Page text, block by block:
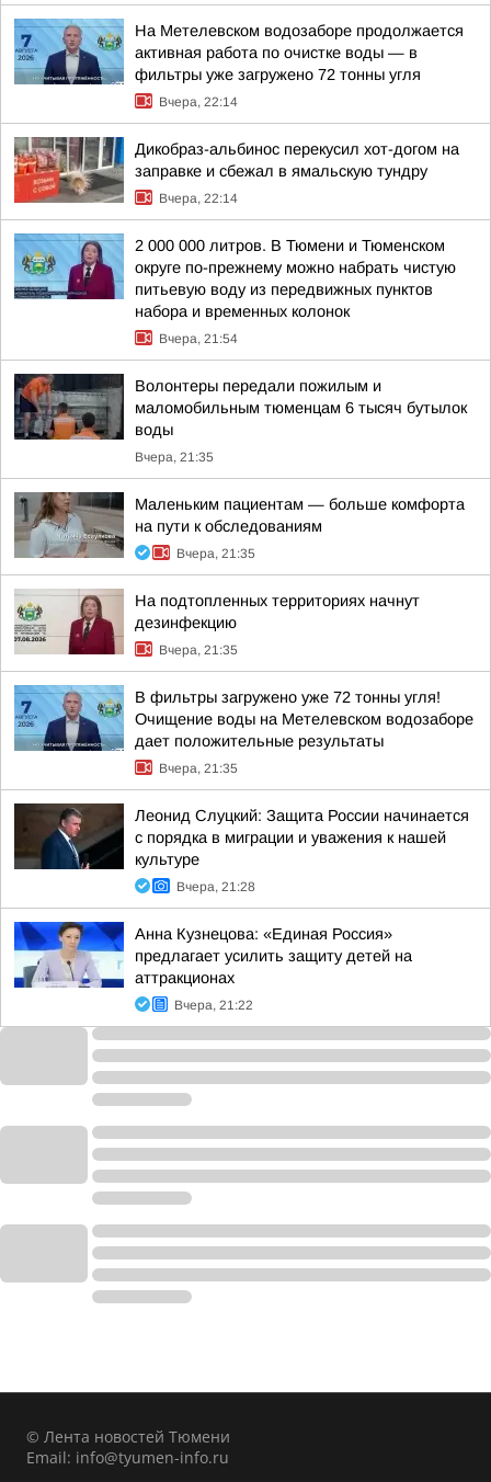
На Метелевском водозаборе продолжается
активная работа по очистке воды — в
фильтры уже загружено 72 тонны угля
Вчера, 22:14
Дикобраз-альбинос перекусил хот-догом на
заправке и сбежал в ямальскую тундру
Вчера, 22:14
2 000 000 литров. В Тюмени и Тюменском
округе по-прежнему можно набрать чистую
питьевую воду из передвижных пунктов
набора и временных колонок
Вчера, 21:54
Волонтеры передали пожилым и
маломобильным тюменцам 6 тысяч бутылок
воды
Вчера, 21:35
Маленьким пациентам — больше комфорта
на пути к обследованиям
Вчера, 21:35
На подтопленных территориях начнут
дезинфекцию
Вчера, 21:35
В фильтры загружено уже 72 тонны угля!
Очищение воды на Метелевском водозаборе
дает положительные результаты
Вчера, 21:35
Леонид Слуцкий: Защита России начинается
с порядка в миграции и уважения к нашей
культуре
Вчера, 21:28
Анна Кузнецова: «Единая Россия»
предлагает усилить защиту детей на
аттракционах
Вчера, 21:22
© Лента новостей Тюмени
Email: info@tyumen-info.ru